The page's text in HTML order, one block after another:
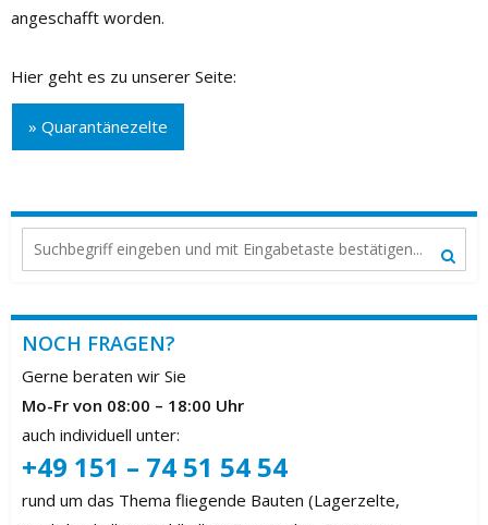
angeschafft worden.
Hier geht es zu unserer Seite:
» Quarantänezelte
NOCH FRAGEN?
Gerne beraten wir Sie
Mo-Fr von 08:00 – 18:00 Uhr
auch individuell unter:
+49 151 – 74 51 54 54
rund um das Thema fliegende Bauten (Lagerzelte,